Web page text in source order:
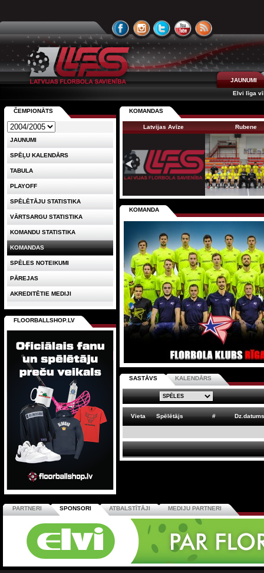
JAUNUMI
Elvi līga
KOMANDAS
Latvijas Avīze Rubene
KOMANDA
SASTĀVS KALENDĀRS
Vieta Spēlētājs # Dz.datums
ČEMPIONĀTS
JAUNUMI
SPĒĻU KALENDĀRS
TABULA
PLAYOFF
SPĒLĒTĀJU STATISTIKA
VĀRTSARGU STATISTIKA
KOMANDU STATISTIKA
KOMANDAS
SPĒLES NOTEIKUMI
PĀREJAS
AKREDITĒTIE MEDIJI
FLOORBALLSHOP.LV
PARTNERI SPONSORI ATBALSTĪTĀJI MEDIJU PARTNERI